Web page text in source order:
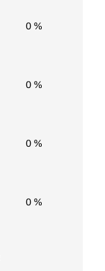
0 %
0 %
0 %
0 %